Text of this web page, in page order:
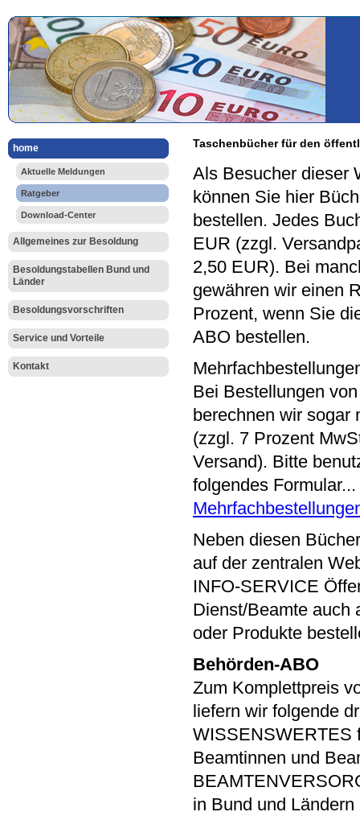
home
Aktuelle Meldungen
Ratgeber
Download-Center
Allgemeines zur Besoldung
Besoldungstabellen Bund und
Länder
Besoldungsvorschriften
Service und Vorteile
Kontakt
Taschenbücher für den
Als Besucher dieser
können Sie hier
bestellen. Jedes
EUR (zzgl.
2,50 EUR). Bei
gewähren wir einen
Prozent, wenn Sie
ABO bestellen.
Bei Bestellungen
berechnen wir sogar
(zzgl. 7 Prozent
Versand). Bitte
folgendes
Neben diesen
auf der zentralen
INFO-SERVICE
Dienst/Beamte auch
oder Produkte
Behörden-ABO
Zum Komplettpreis
liefern wir folgende
WISSENSWERTES
Beamtinnen und
in Bund und Ländern